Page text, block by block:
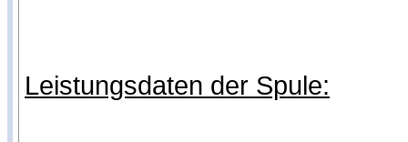
Leistungsdaten der Spule: